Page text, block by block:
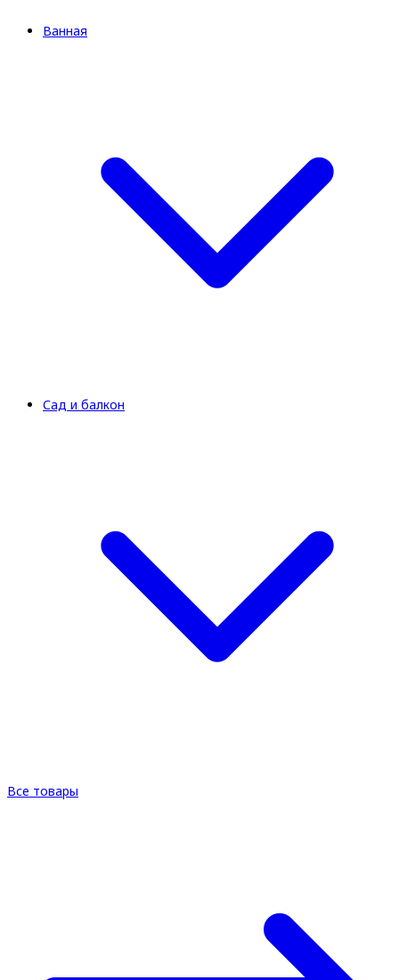
Ванная
Сад и балкон
Все товары